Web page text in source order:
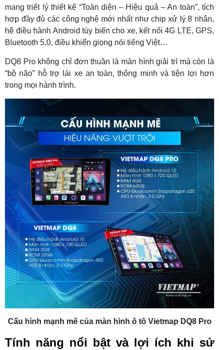
mang triết lý thiết kế “Toàn diện – Hiệu quả – An toàn”, tích
hợp đầy đủ các công nghệ mới nhất như chip xử lý 8 nhân,
hệ điều hành Android tùy biến cho xe, kết nối 4G LTE, GPS,
Bluetooth 5.0, điều khiển giọng nói tiếng Việt…
DQ8 Pro không chỉ đơn thuần là màn hình giải trí mà còn là
“bộ não” hỗ trợ lái xe an toàn, thông minh và tiện lợi hơn
trong mọi hành trình.
Cấu hình mạnh mẽ của màn hình ô tô Vietmap DQ8 Pro
Tính năng nổi bật và lợi ích khi sử